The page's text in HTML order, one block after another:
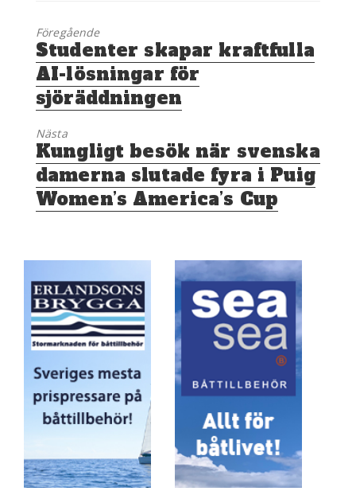
Föregående
Föregående
inlägg:
Studenter skapar kraftfulla
AI-lösningar för
sjöräddningen
Nästa
Nästa
inlägg:
Kungligt besök när svenska
damerna slutade fyra i Puig
Women’s America’s Cup